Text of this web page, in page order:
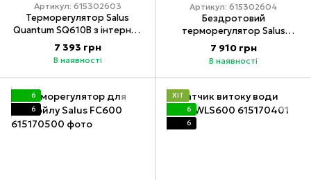
Артикул: 615302603
Терморегулятор Salus
Quantum SQ610B з інтернет
керуванням
7 393 грн
В наявності
Артикул: 615302604
Бездротовий
терморегулятор Salus
Quantum SQ610BRF (Li-ion)
7 910 грн
В наявності
6
6
ХІТ
6
6